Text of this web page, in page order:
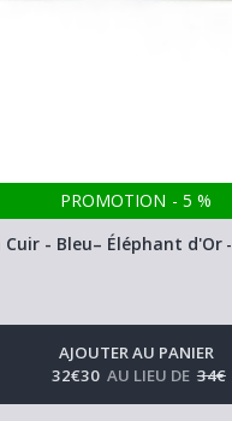
PROMOTION - 5 %
- Bleu– Éléphant d'Or -
AJOUTER AU PANIER
32€30 AU LIEU DE 34€